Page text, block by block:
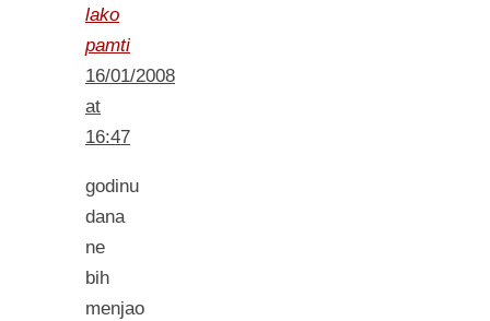
lako
pamti
16/01/2008
at
16:47
godinu
dana
ne
bih
menjao